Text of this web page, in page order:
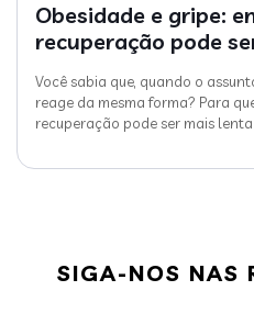
Obesidade e gripe:
recuperação pode
Você sabia que, quando o
reage da mesma forma? Para
recuperação pode ser mais lenta
SIGA-NOS NAS